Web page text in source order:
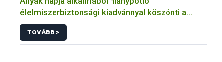
élelmiszerbiztonsági kiadvánnyal köszönti a
kismamákat a Nébih
TOVÁBB >